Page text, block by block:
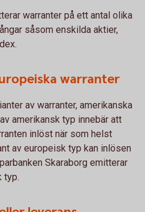
warranter på ett antal olika
såsom enskilda aktier,
warranter
av warranter, amerikanska
amerikansk typ innebär att
inlöst när som helst
av europeisk typ kan inlösen
Skaraborg emitterar
typ.